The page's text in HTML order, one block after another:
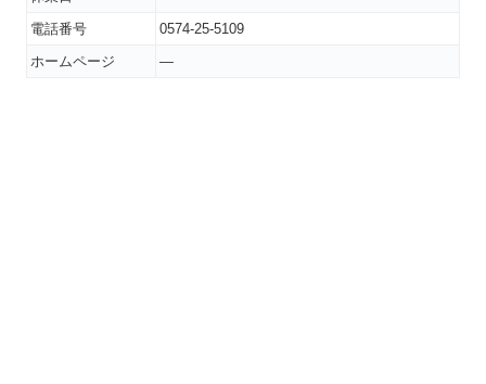
電話番号
0574-25-5109
ホームページ
―